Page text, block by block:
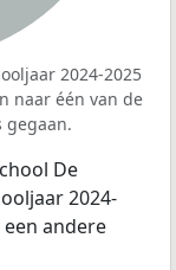
2024-2025
naar één van de
gegaan.
De
2024-
een andere